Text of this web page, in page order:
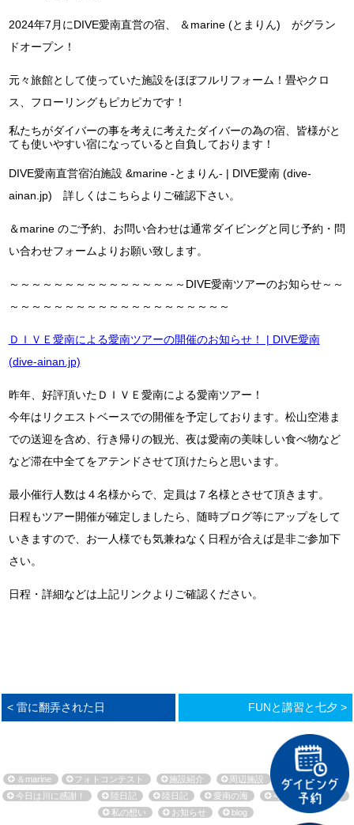
2024年7月にDIVE愛南直営の宿、 ＆marine (とまりん) がグラン
ドオープン！
元々旅館として使っていた施設をほぼフルリフォーム！畳やクロ
ス、フローリングもピカピカです！
私たちがダイバーの事を考えに考えたダイバーの為の宿、皆様がと
ても使いやすい宿になっていると自負しております！
DIVE愛南直営宿泊施設 &marine -とまりん- | DIVE愛南 (dive-
ainan.jp) 詳しくはこちらよりご確認下さい。
＆marine のご予約、お問い合わせは通常ダイビングと同じ予約・問
い合わせフォームよりお願い致します。
～～～～～～～～～～～～～～～～DIVE愛南ツアーのお知らせ～～
～～～～～～～～～～～～～～～～～～～～
ＤＩＶＥ愛南による愛南ツアーの開催のお知らせ！ | DIVE愛南
(dive-ainan.jp)
昨年、好評頂いたＤＩＶＥ愛南による愛南ツアー！
今年はリクエストベースでの開催を予定しております。松山空港ま
での送迎を含め、行き帰りの観光、夜は愛南の美味しい食べ物など
など滞在中全てをアテンドさせて頂けたらと思います。
最小催行人数は４名様からで、定員は７名様とさせて頂きます。
日程もツアー開催が確定しましたら、随時ブログ等にアップをして
いきますので、お一人様でも気兼ねなく日程が合えば是非ご参加下
さい。
日程・詳細などは上記リンクよりご確認ください。
< 雷に翻弄された日 FUNと講習と七夕 >
＆marine フォトコンテスト 施設紹介 周辺施設
環境保全活動
今日は川に感謝！
陸日記 陸日記 愛南の海
今日も海に感謝！
私の想い
お知らせ blog